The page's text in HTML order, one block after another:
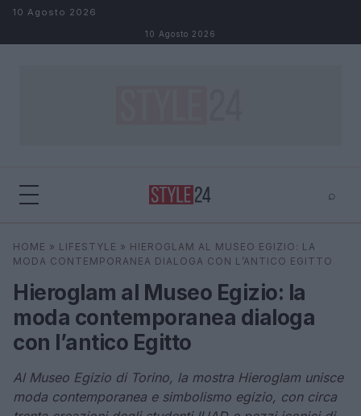
Salta al contenuto
10 Agosto 2026
10 Agosto 2026
⌕
Cerca ⌕
HOME » LIFESTYLE » HIEROGLAM AL MUSEO EGIZIO: LA
MODA CONTEMPORANEA DIALOGA CON L’ANTICO EGITTO
Hieroglam al Museo Egizio: la
moda contemporanea dialoga
con l’antico Egitto
Al Museo Egizio di Torino, la mostra Hieroglam unisce
moda contemporanea e simbolismo egizio, con circa